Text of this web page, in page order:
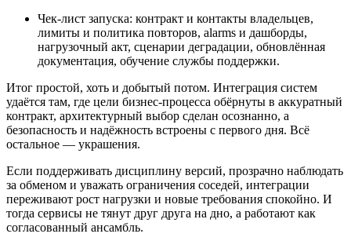
Чек‑лист запуска: контракт и контакты владельцев,
лимиты и политика повторов, alarms и дашборды,
нагрузочный акт, сценарии деградации, обновлённая
документация, обучение службы поддержки.
Итог простой, хоть и добытый потом. Интеграция систем
удаётся там, где цели бизнес‑процесса обёрнуты в аккуратный
контракт, архитектурный выбор сделан осознанно, а
безопасность и надёжность встроены с первого дня. Всё
остальное — украшения.
Если поддерживать дисциплину версий, прозрачно наблюдать
за обменом и уважать ограничения соседей, интеграции
переживают рост нагрузки и новые требования спокойно. И
тогда сервисы не тянут друг друга на дно, а работают как
согласованный ансамбль.